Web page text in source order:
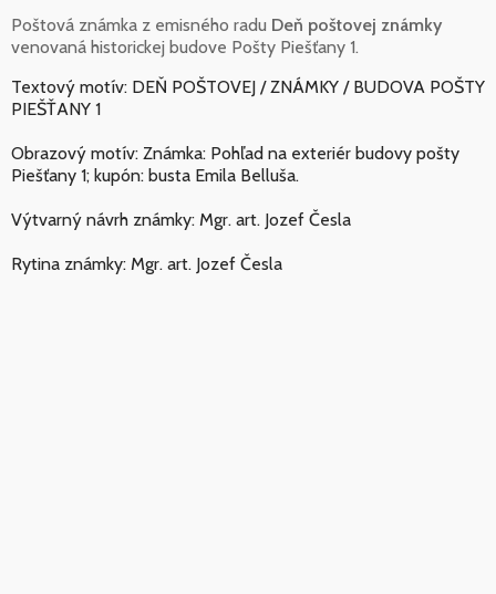
Poštová známka z emisného radu Deň poštovej známky
venovaná historickej budove Pošty Piešťany 1.
Textový motív: DEŇ POŠTOVEJ / ZNÁMKY / BUDOVA POŠTY
PIEŠŤANY 1
Obrazový motív: Známka: Pohľad na exteriér budovy pošty
Piešťany 1; kupón: busta Emila Belluša.
Výtvarný návrh známky: Mgr. art. Jozef Česla
Rytina známky: Mgr. art. Jozef Česla